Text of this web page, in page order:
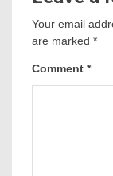
Your email
are marked *
Comment *